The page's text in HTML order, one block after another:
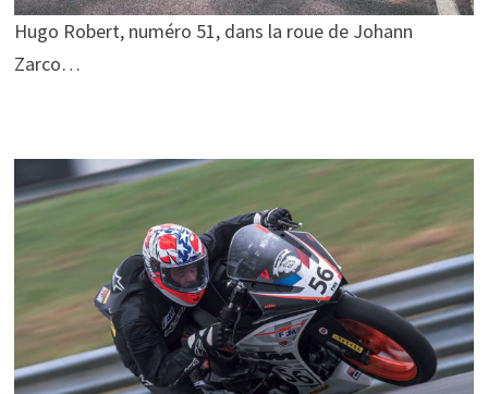
Hugo Robert, numéro 51, dans la roue de Johann
Zarco…